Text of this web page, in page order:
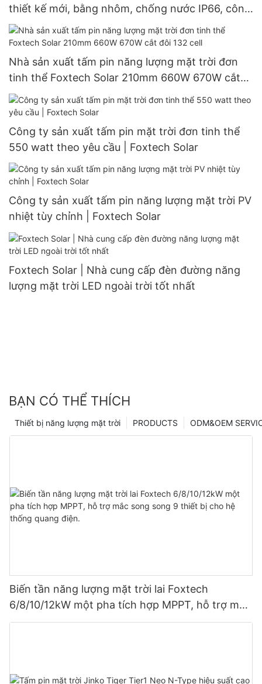
thiết kế mới, bằng nhôm, chống nước IP66, công
suất 60W, 80W, 100W.
Nhà sản xuất tấm pin năng lượng mặt trời đơn
tinh thể Foxtech Solar 210mm 660W 670W cắt
đôi 132 cell
Công ty sản xuất tấm pin mặt trời đơn tinh thể
550 watt theo yêu cầu | Foxtech Solar
Công ty sản xuất tấm pin năng lượng mặt trời PV
nhiệt tùy chỉnh | Foxtech Solar
Foxtech Solar | Nhà cung cấp đèn đường năng
lượng mặt trời LED ngoài trời tốt nhất
BẠN CÓ THỂ THÍCH
ODM&OEM
PRODUCTS
Thiết bị năng lượng mặt trời
Biến tần năng lượng mặt trời lai Foxtech
6/8/10/12kW một pha tích hợp MPPT, hỗ trợ mắc
song song 9 thiết bị cho hệ thống quang điện.